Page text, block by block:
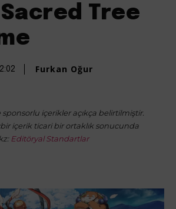
Tree
Furkan Oğur
içerikler açıkça belirtilmiştir.
içerik ticari bir ortaklık sonucunda
Editöryal Standartlar